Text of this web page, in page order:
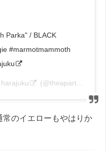
Parka" / BLACK
#marmotmammoth
(@theapartment_harajuku) on
常のイエローもやはりか